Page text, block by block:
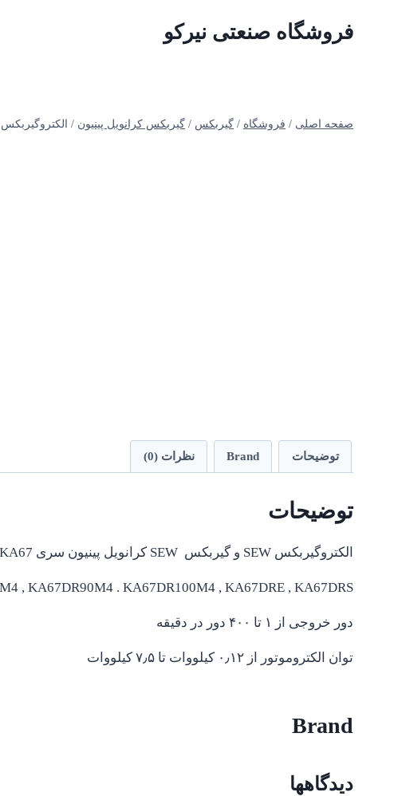
فروشگاه صنعتی نیرکو
صفحه اصلی / فروشگاه / گیربکس / گیربکس کرانویل پینیون / الکتروگیربکس SEW سری KA67 ( کرانویل پینیون )
توضیحات Brand نظرات (0)
توضیحات
الکتروگیربکس SEW و گیربکس SEW کرانویل پینیون سری KA67
, KA67DR90M4 . KA67DR100M4 , KA67DRE , KA67DRS
دور خروجی از ۱ تا ۴۰۰ دور در دقیقه
توان الکتروموتور از ۰٫۱۲ کیلووات تا ۷٫۵ کیلووات
Brand
دیدگاهها